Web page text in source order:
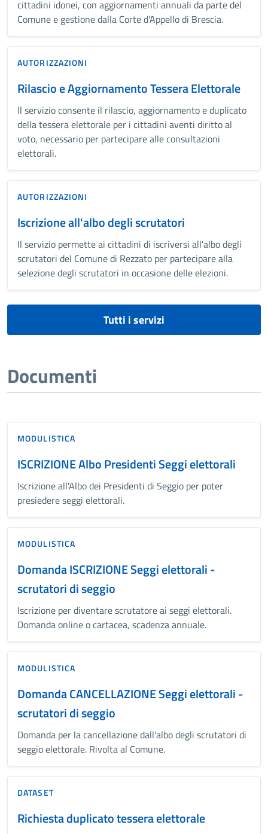
cittadini idonei, con aggiornamenti annuali da parte del
Comune e gestione dalla Corte d'Appello di Brescia.
AUTORIZZAZIONI
Rilascio e Aggiornamento Tessera Elettorale
Il servizio consente il rilascio, aggiornamento e duplicato
della tessera elettorale per i cittadini aventi diritto al
voto, necessario per partecipare alle consultazioni
elettorali.
AUTORIZZAZIONI
Iscrizione all'albo degli scrutatori
Il servizio permette ai cittadini di iscriversi all'albo degli
scrutatori del Comune di Rezzato per partecipare alla
selezione degli scrutatori in occasione delle elezioni.
Tutti i servizi
Documenti
MODULISTICA
ISCRIZIONE Albo Presidenti Seggi elettorali
Iscrizione all'Albo dei Presidenti di Seggio per poter
presiedere seggi elettorali.
MODULISTICA
Domanda ISCRIZIONE Seggi elettorali -
scrutatori di seggio
Iscrizione per diventare scrutatore ai seggi elettorali.
Domanda online o cartacea, scadenza annuale.
MODULISTICA
Domanda CANCELLAZIONE Seggi elettorali -
scrutatori di seggio
Domanda per la cancellazione dall'albo degli scrutatori di
seggio elettorale. Rivolta al Comune.
DATASET
Richiesta duplicato tessera elettorale